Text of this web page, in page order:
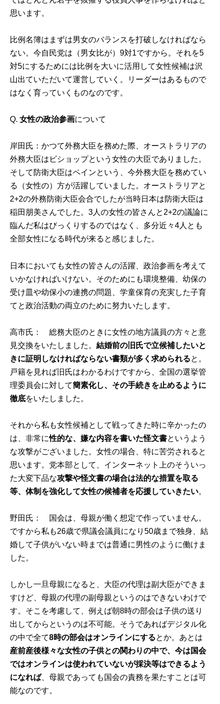
思います。
比例名簿はまずは男女のバランスを打破しなければなら
ない。今自民党は（男女比が）9対1ですから。それを5
対5にするためには比例を大いに活用して女性候補は沢
山出ていただいて運営していく。リーダーはあるもので
はなく育っていくものなのです。
Q.女性の政治参画について
岸田氏：かつて外務大臣を務めた際、オーストラリアの
外務大臣はビショップという女性の大臣でありました。
そして防衛大臣はペインという、今外務大臣を務めてい
る（女性の）方が活躍していました。オーストラリアと
2+2の外務防衛大臣会合でしたが当時日本は防衛大臣は
稲田朋美さんでした。3人の女性の皆さんと2+2の議論に
臨んだ私はびっくりするのではなく、多分近々4人とも
全部女性になる時代が来ると感じました。
日本においても女性の皆さんの活躍、政治参画を考えて
いかなければいけない。そのためにも環境整備、幼保の
受け皿や幼保小の連携の問題、学童保育の充実した子育
てと政治活動の両立のために努力いたします。
高市氏： 総務大臣のときに女性の地方議員の方々と意
見交換をいたしました。結婚前の旧氏で立候補したいと
きに証明しなければならない書類が多く求められると。
戸籍を見れば旧氏はわかるわけですから、全国の選挙管
理委員会に対して簡素化し、その手続きを止めるように
徹底をいたしました。
それから私も女性候補として戦ってきた時に辛かったの
は、非常に性的な、嫌な内容を書いた怪文書というよう
な攻撃がございました。女性の場合、特に苦労されると
思います。党本部として、インターネット上のそういっ
た大変下品な攻撃や怪文書の場合は法的な措置を取る
等、体制を強化して女性の候補者を応援していきたい。
野田氏： 国会は、母親が働く想定で作っていません。
ですから私も26歳で県議会議員になり50歳まで独身、結
婚して子供がいない時までは普通に男性のように働けま
した。
しかし一旦母親になると、大臣の代理は副大臣ができま
すけど、母親の代理の副母親というのはできないわけで
す。そこを考慮して、例えば朝8時の部会は子供の送り
出してからというのは不可能。そうであればデジタル化
の中で全て8時の部会はオンラインにするとか。あとは
産前産後様々な女性の子供との関わりの中で、今は国会
ではオンラインは使われていないが採決等はできるよう
になれば、母親であっても国会の責務を果たすことは可
能なのです。